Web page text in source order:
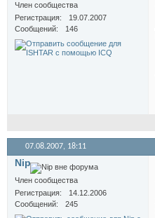
Член сообщества
Регистрация
19.07.2007
Сообщений
146
07.08.2007, 18:11
Nip
Член сообщества
Регистрация
14.12.2006
Сообщений
245